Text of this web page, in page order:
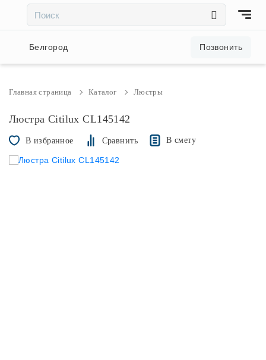
Акции и скидки
Светильники
Белгород Позвонить
Главная страница Каталог Люстры
Люстра Citilux CL145142
В избранное Сравнить В смету
××